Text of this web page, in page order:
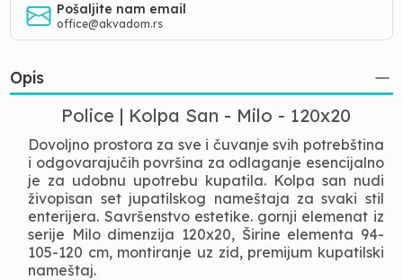
Pošaljite nam email
office@akvadom.rs
Opis
Police | Kolpa San - Milo - 120x20
Dovoljno prostora za sve i čuvanje svih potrebština
i odgovarajučih površina za odlaganje esencijalno
je za udobnu upotrebu kupatila. Kolpa san nudi
živopisan set jupatilskog nameštaja za svaki stil
enterijera. Savršenstvo estetike. gornji elemenat iz
serije Milo dimenzija 120x20, Širine elementa 94-
105-120 cm, montiranje uz zid, premijum kupatilski
nameštaj.